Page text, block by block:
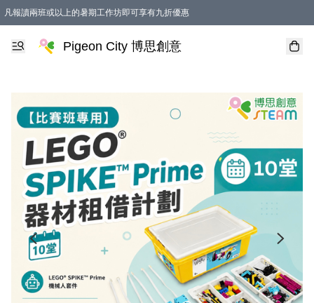
凡報讀兩班或以上的暑期工作坊即可享有九折優惠
Pigeon City 博思創意